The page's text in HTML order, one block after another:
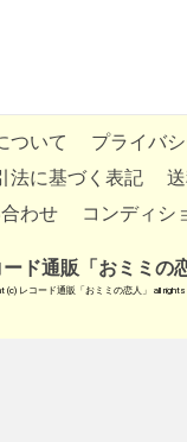
ついて
プライバ
法に基づく表記
わせ
コンディシ
ド通販「おミミの
(c) レコード通販「おミミの恋人」 all